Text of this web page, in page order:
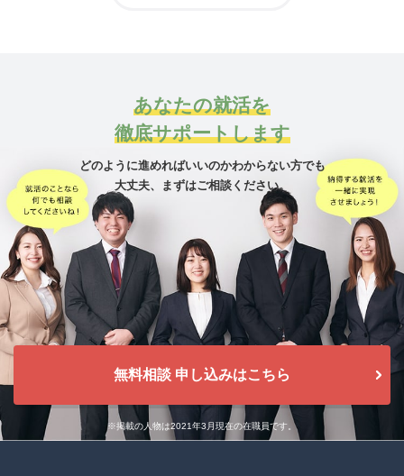
あなたの就活を
徹底サポートします
どのように進めればいいのかわからない方でも
大丈夫、
まずはご相談ください。
無料相談 申し込みはこちら
※掲載の人物は2021年3月現在の在職員です。